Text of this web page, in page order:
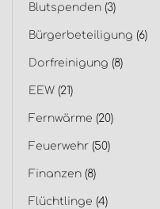
Blutspenden (3)
Bürgerbeteiligung (6)
Dorfreinigung (8)
EEW (21)
Fernwärme (20)
Feuerwehr (50)
Finanzen (8)
Flüchtlinge (4)